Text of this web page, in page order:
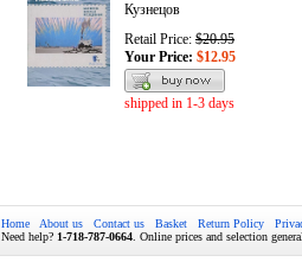
Кузнецов
Retail Price: $20.95
Your Price: $12.95
shipped in 1-3 days
Home About us Contact us Basket Return Policy
Need help? 1-718-787-0664 . Online prices and selection